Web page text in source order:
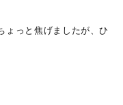
ょっと焦げましたが、ひ